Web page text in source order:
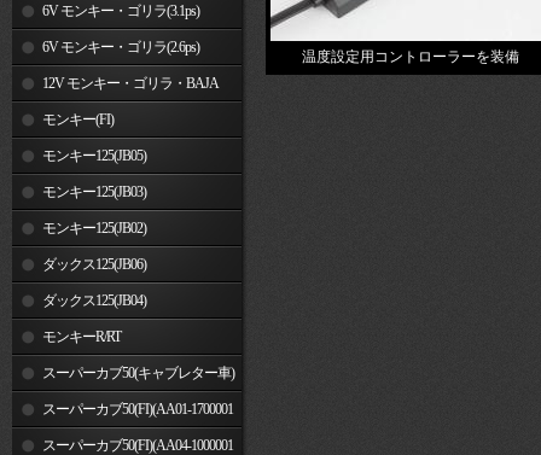
6V モンキー・ゴリラ(3.1ps)
6V モンキー・ゴリラ(2.6ps)
12V モンキー・ゴリラ・BAJA
モンキー(FI)
モンキー125(JB05)
モンキー125(JB03)
モンキー125(JB02)
ダックス125(JB06)
ダックス125(JB04)
モンキーR/RT
スーパーカブ50(キャブレター車)
スーパーカブ50(FI)(AA01-1700001
～) スーパーカブ50(FI)(AA04-1000001
温度設定用コントローラーを装備